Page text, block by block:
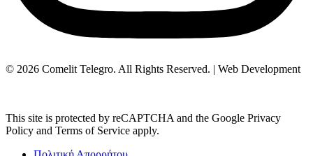
© 2026 Comelit Telegro. All Rights Reserved. | Web Development
This site is protected by reCAPTCHA and the Google Privacy
Policy and Terms of Service apply.